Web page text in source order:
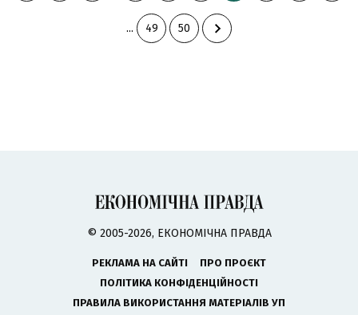
... 49 50
© 2005-2026, ЕКОНОМІЧНА ПРАВДА
РЕКЛАМА НА САЙТІ
ПРО ПРОЄКТ
ПОЛІТИКА КОНФІДЕНЦІЙНОСТІ
ПРАВИЛА ВИКОРИСТАННЯ МАТЕРІАЛІВ УП